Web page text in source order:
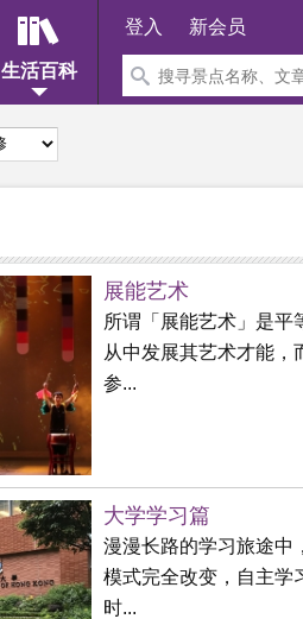
生活百科
登入 新会员
展能艺术
所谓「展能艺术」是平
从中发展其艺术才能
参...
大学学习篇
漫漫长路的学习旅途中
模式完全改变，自主学
时...